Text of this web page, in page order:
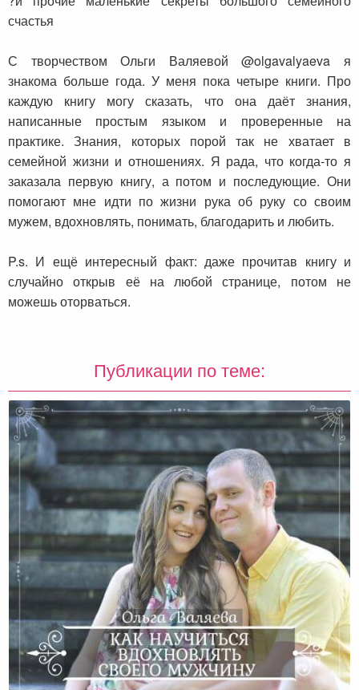
счастья
С творчеством Ольги Валяевой @olgavalyaeva я
знакома больше года. У меня пока четыре книги. Про
каждую книгу могу сказать, что она даёт знания,
написанные простым языком и проверенные на
практике. Знания, которых порой так не хватает в
семейной жизни и отношениях. Я рада, что когда-то я
заказала первую книгу, а потом и последующие. Они
помогают мне идти по жизни рука об руку со своим
мужем, вдохновлять, понимать, благодарить и любить.
P.s. И ещё интересный факт: даже прочитав книгу и
случайно открыв её на любой странице, потом не
можешь оторваться.
Публикации по теме: